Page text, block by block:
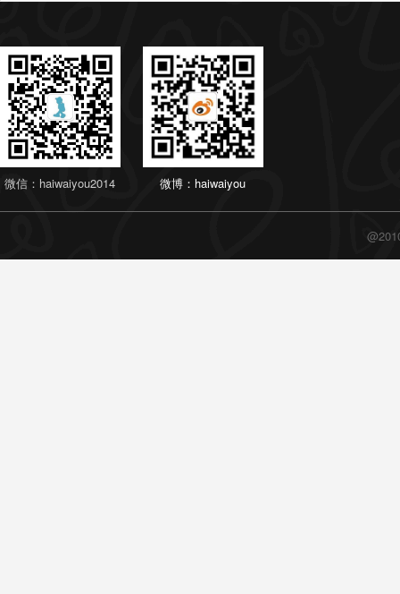
微信：haiwaiyou2014 微博：haiwaiyou